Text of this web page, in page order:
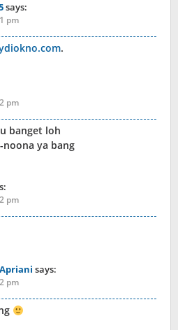
says:
pm
.
pm
banget loh
noona ya bang
pm
says:
pm